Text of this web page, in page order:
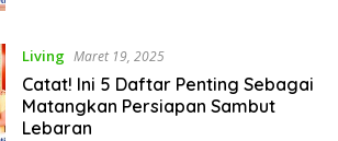
Living Maret 19, 2025
Catat! Ini 5 Daftar Penting Sebagai
Matangkan Persiapan Sambut
Lebaran